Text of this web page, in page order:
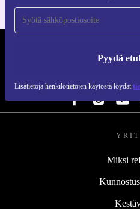
Pyydä
Lisätietoja henkilötietojen käytöstä löydät
Miksi